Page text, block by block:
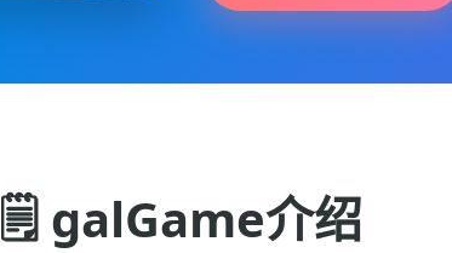
🗒️ galGame介绍